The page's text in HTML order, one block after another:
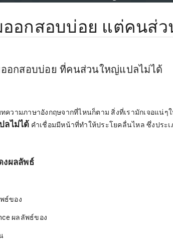
ออกสอบบ่อย แต่คนส่
ออกสอบบ่อย ที่คนส่วนใหญ่แปลไม่ได้
ทความภาษาอังกฤษจากที่ไหนก็ตาม สิ่งที่เรามักเจอแน่
ลไม่ได้ คำเชื่อมมีหน้าที่ทำให้ประโยคลื่นไหล ซึ่งประ
งผลลัพธ์
ธ์ของ
ผลลัพธ์ของ